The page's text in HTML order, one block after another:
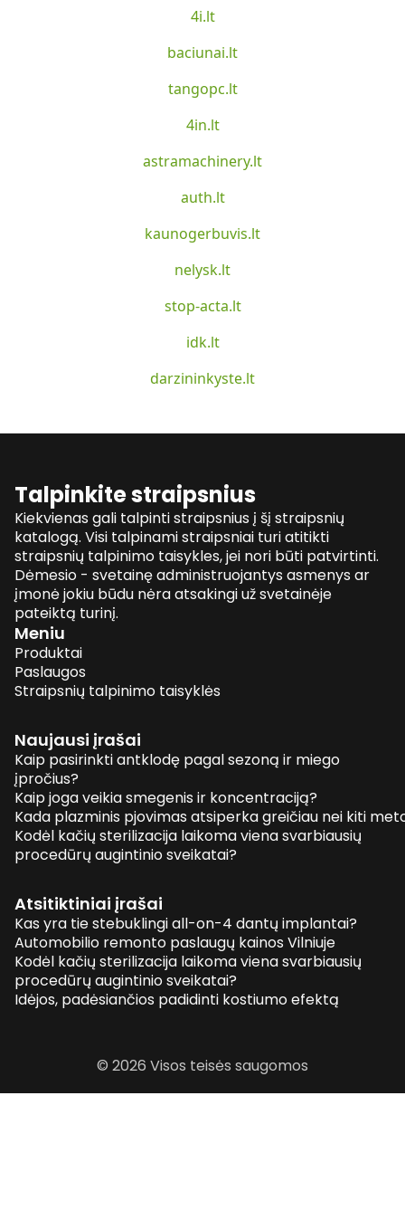
4i.lt
baciunai.lt
tangopc.lt
4in.lt
astramachinery.lt
auth.lt
kaunogerbuvis.lt
nelysk.lt
stop-acta.lt
idk.lt
darzininkyste.lt
Talpinkite straipsnius
Kiekvienas gali talpinti straipsnius į šį straipsnių
katalogą. Visi talpinami straipsniai turi atitikti
straipsnių talpinimo taisykles, jei nori būti patvirtinti.
Dėmesio - svetainę administruojantys asmenys ar
įmonė jokiu būdu nėra atsakingi už svetainėje
pateiktą turinį.
Meniu
Produktai
Paslaugos
Straipsnių talpinimo taisyklės
Naujausi įrašai
Kaip pasirinkti antklodę pagal sezoną ir miego
įpročius?
Kaip joga veikia smegenis ir koncentraciją?
Kada plazminis pjovimas atsiperka greičiau nei kiti
Kodėl kačių sterilizacija laikoma viena svarbiausių
procedūrų augintinio sveikatai?
Atsitiktiniai įrašai
Kas yra tie stebuklingi all-on-4 dantų implantai?
Automobilio remonto paslaugų kainos Vilniuje
Kodėl kačių sterilizacija laikoma viena svarbiausių
procedūrų augintinio sveikatai?
Idėjos, padėsiančios padidinti kostiumo efektą
© 2026 Visos teisės saugomos